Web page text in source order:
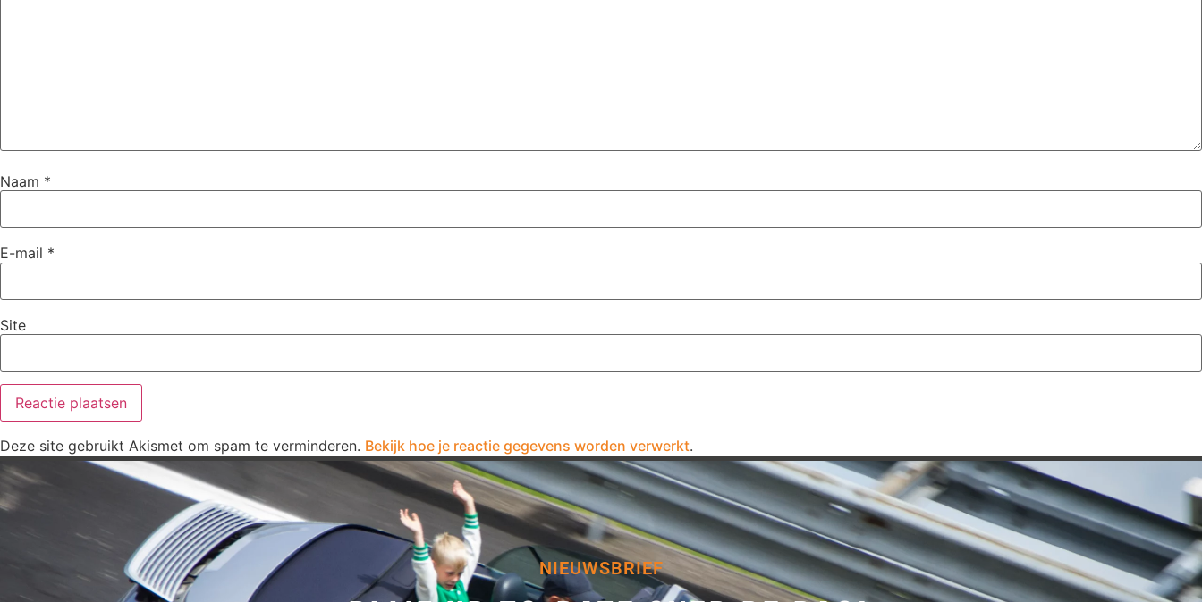
Naam *
E-mail *
Site
Deze site gebruikt Akismet om spam te verminderen. Bekijk hoe je reactie gegevens worden verwerkt.
NIEUWSBRIEF